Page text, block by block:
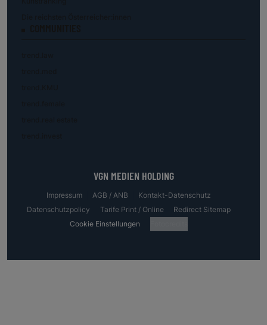
VGN MEDIEN HOLDING
Impressum AGB / ANB
Kontakt-Datenschutz
Datenschutzpolicy
Tarife Print / Online
Redirect Sitemap
Cookie Einstellungen